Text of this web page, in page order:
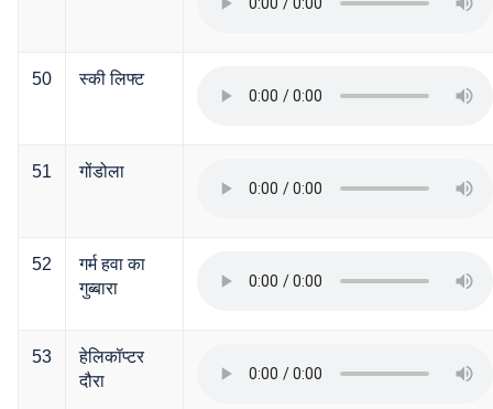
50 स्की लिफ्ट
51 गोंडोला
52
गर्म हवा का
गुब्बारा
53
हेलिकॉप्टर
दौरा